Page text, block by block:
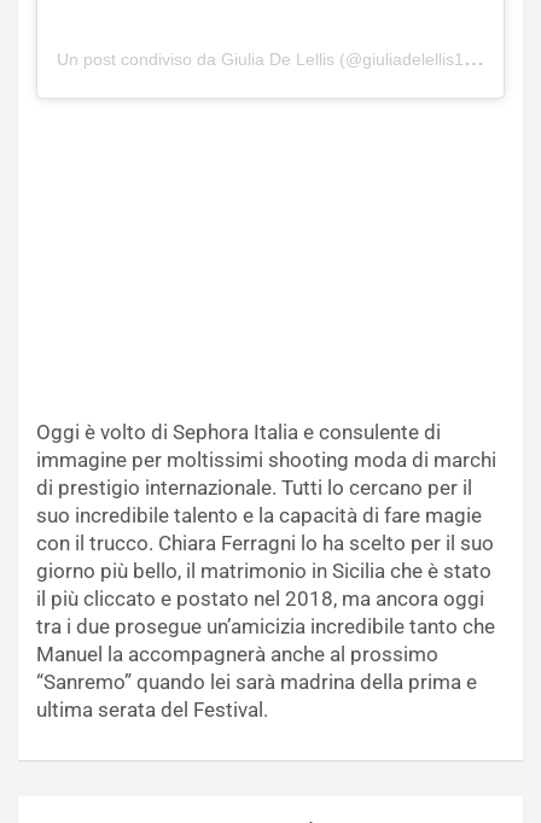
Un post condiviso da Giulia De Lellis (@giuliadelellis103)
Oggi è volto di Sephora Italia e consulente di
immagine per moltissimi shooting moda di marchi
di prestigio internazionale. Tutti lo cercano per il
suo incredibile talento e la capacità di fare magie
con il trucco. Chiara Ferragni lo ha scelto per il suo
giorno più bello, il matrimonio in Sicilia che è stato
il più cliccato e postato nel 2018, ma ancora oggi
tra i due prosegue un’amicizia incredibile tanto che
Manuel la accompagnerà anche al prossimo
“Sanremo” quando lei sarà madrina della prima e
ultima serata del Festival.